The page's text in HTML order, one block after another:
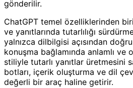
gönderilir.
ChatGPT temel özelliklerinden
ve yanıtlarında tutarlılığı
yalnızca dilbilgisi açısından
konuşma bağlamında anlamlı
stiliyle tutarlı yanıtlar üretmesini
botları, içerik oluşturma ve dil
değerli bir araç haline getirir.